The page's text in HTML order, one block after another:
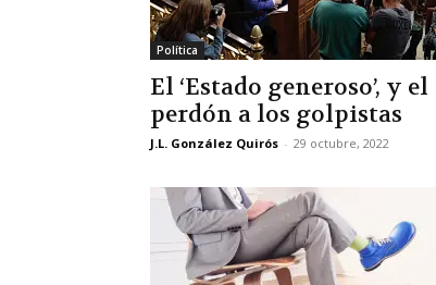
Política
El ‘Estado generoso’, y el
perdón a los golpistas
J.L. González Quirós - 29 octubre, 2022